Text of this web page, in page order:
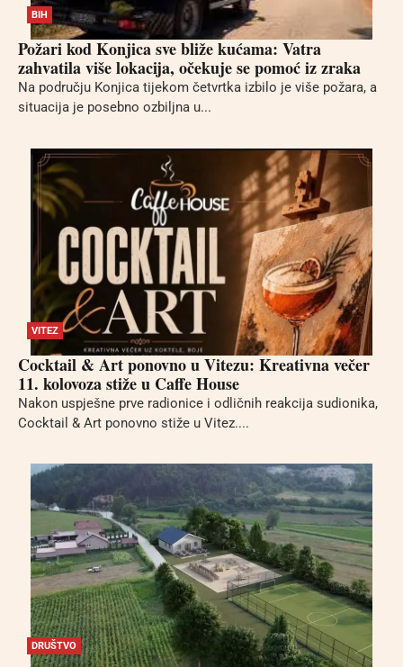
BIH
Požari kod Konjica sve bliže kućama: Vatra
zahvatila više lokacija, očekuje se pomoć iz zraka
Na području Konjica tijekom četvrtka izbilo je više požara, a
situacija je posebno ozbiljna u...
VITEZ
Cocktail & Art ponovno u Vitezu: Kreativna večer
11. kolovoza stiže u Caffe House
Nakon uspješne prve radionice i odličnih reakcija sudionika,
Cocktail & Art ponovno stiže u Vitez....
DRUŠTVO